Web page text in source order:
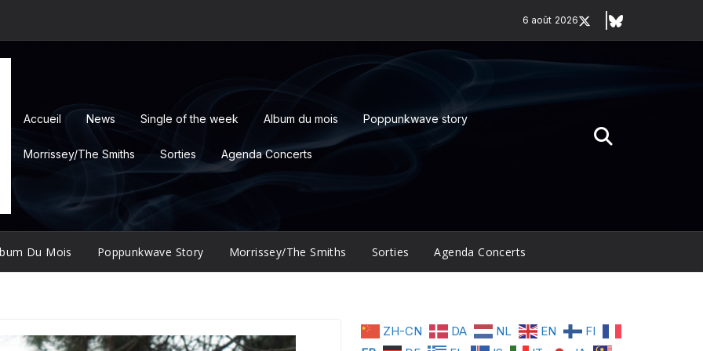
6 août 2026
Accueil News Single of the week Album du mois Poppunkwave story
Morrissey/The Smiths Sorties Agenda Concerts
Du Mois Poppunkwave Story Morrissey/The Smiths Sorties Agenda Concerts
ZH-CN DA NL EN
FI